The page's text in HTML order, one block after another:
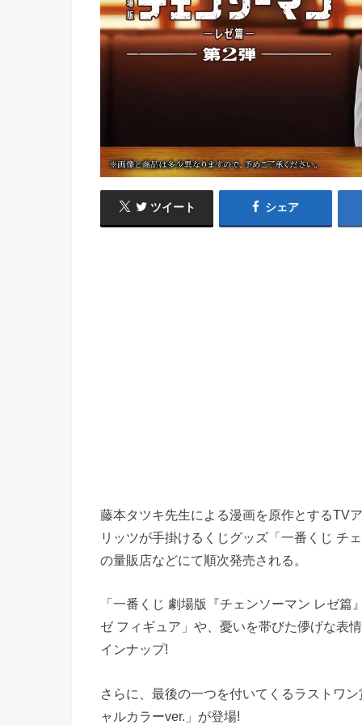
ツイート シェア
藤本タツキ先生による漫画を原作とするTV
リッツが手掛けるくじグッズ「一番くじ チ
の量販店などにて順次発売される。
「一番くじ 劇場版『チェンソーマン レゼ
ゼ フィギュア」や、憂いを帯びた儚げな表
インナップ!
さらに、最後の一つを付いてくるラストワ
ャルカラーver.」が登場!